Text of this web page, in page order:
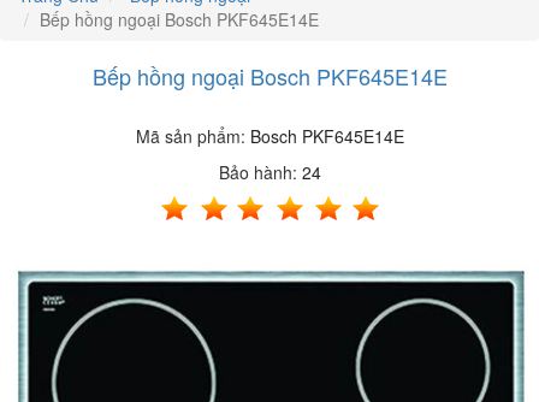
Bếp hồng ngoại Bosch PKF645E14E
Bếp hồng ngoại Bosch PKF645E14E
Mã sản phẩm: Bosch PKF645E14E
Bảo hành: 24